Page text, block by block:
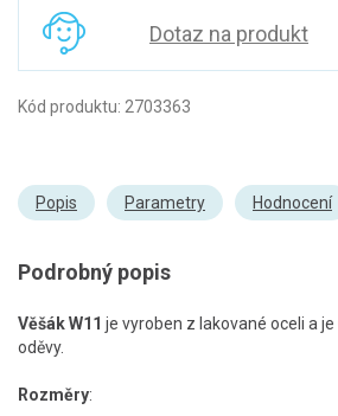
Dotaz na produkt
Kód produktu: 2703363
Popis Parametry Hodnocení
Podrobný popis
Věšák W11 je vyroben z lakované oceli a
oděvy.
Rozměry: